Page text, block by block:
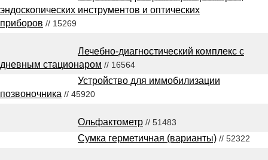
эндоскопических инструментов и оптических
приборов // 15269
Лечебно-диагностический комплекс с
дневным стационаром // 16564
Устройство для иммобилизации
позвоночника // 45920
Ольфактометр // 51483
Сумка герметичная (варианты) // 52322